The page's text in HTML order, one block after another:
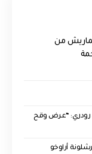
من
رودري: “عرض وقح
أراوخو